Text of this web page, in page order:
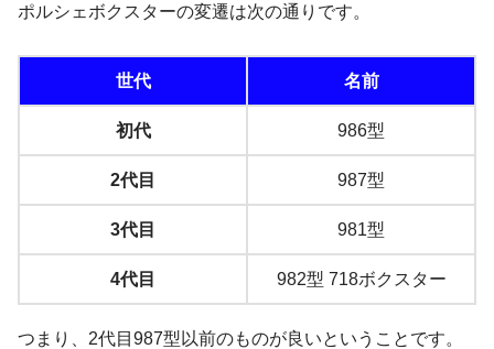
ポルシェボクスターの変遷は次の通りです。
世代 名前
初代 986型
2代目 987型
3代目 981型
4代目 982型 718ボクスター
つまり、2代目987型以前のものが良いということです。